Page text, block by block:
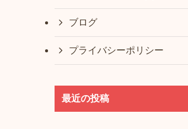
ブログ
プライバシーポリシー
最近の投稿